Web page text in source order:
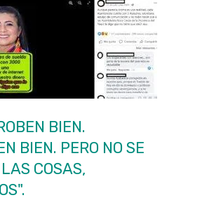
BIEN.
BIEN. PERO NO SE
COSAS,